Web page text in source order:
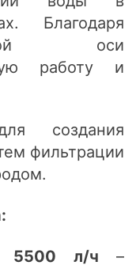
Благодаря
оси
работу и
создания
фильтрации
5500 л/ч –